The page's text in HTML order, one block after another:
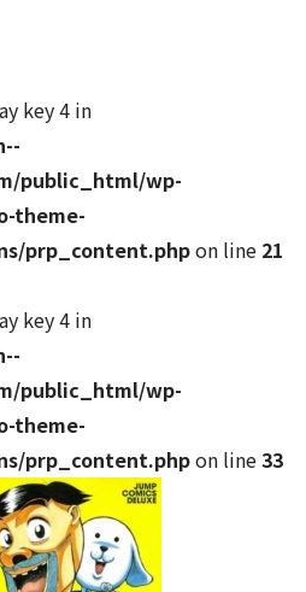
key 4 in
public_html/wp-
theme-
prp_content.phpon line 21
key 4 in
public_html/wp-
theme-
prp_content.phpon line33